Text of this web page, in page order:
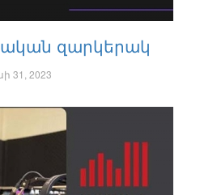
զարկերակ
31, 2023